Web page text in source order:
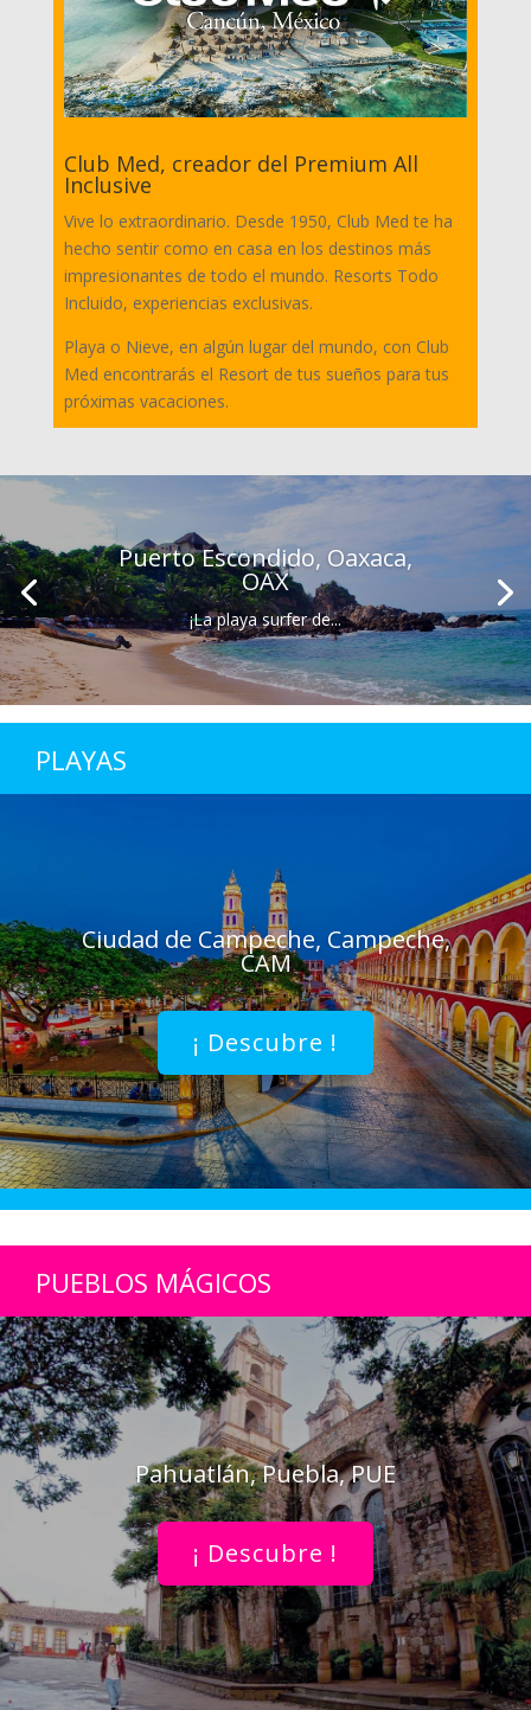
Club Med, creador del Premium All
Inclusive
Vive lo extraordinario. Desde 1950, Club Med te ha
hecho sentir como en casa en los destinos más
impresionantes de todo el mundo. Resorts Todo
Incluido, experiencias exclusivas.
Playa o Nieve, en algún lugar del mundo, con Club
Med encontrarás el Resort de tus sueños para tus
próximas vacaciones.
Puerto Escondido, Oaxaca,
OAX
¡La playa surfer de...
PLAYAS
Ciudad de Campeche, Campeche,
CAM
¡ Descubre !
PUEBLOS MÁGICOS
Pahuatlán, Puebla, PUE
¡ Descubre !